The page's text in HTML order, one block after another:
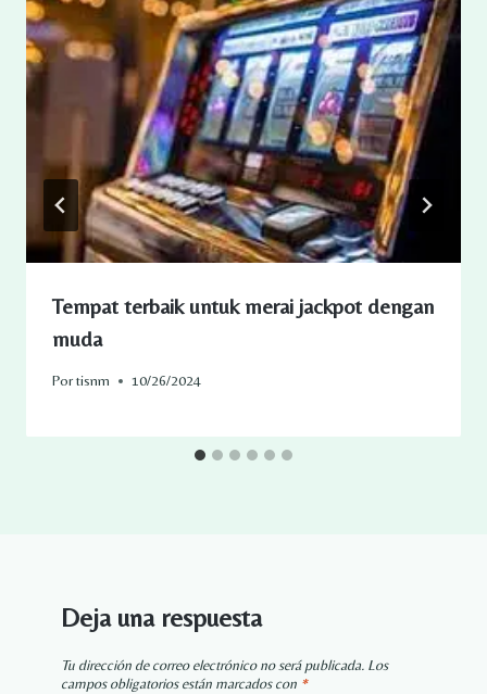
Tempat terbaik untuk merai jackpot dengan
muda
Portisnm 10/26/2024
Deja una respuesta
Tu dirección de correo electrónico no será publicada. Los
campos obligatorios están marcados con *